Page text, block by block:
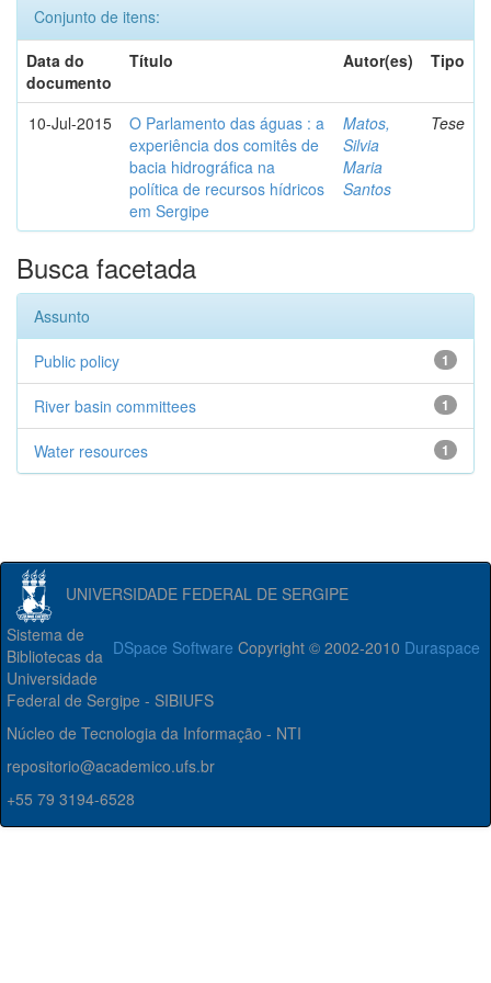
Conjunto de itens:
Data do
documento
Título Autor(es) Tipo
10-Jul-2015
O Parlamento das águas : a
experiência dos comitês de
bacia hidrográfica na
política de recursos hídricos
em Sergipe
Matos,
Silvia
Maria
Santos
Tese
Busca facetada
Assunto
1
Public policy
1
River basin committees
1
Water resources
UNIVERSIDADE FEDERAL DE SERGIPE
DSpace Software Copyright © 2002-2010 Duraspace
Sistema de
Bibliotecas da
Universidade
Federal de Sergipe - SIBIUFS
Núcleo de Tecnologia da Informação - NTI
repositorio@academico.ufs.br
+55 79 3194-6528